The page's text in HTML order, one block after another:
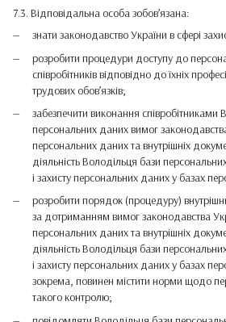
7.3. Відповідальна особа зобов’язана:
знати законодавство України в сфері
розробити процедури доступу до
співробітників відповідно до їхніх
трудових обов’язків;
забезпечити виконання співробітниками
персональних даних вимог
персональних даних та внутрішніх
діяльність Володільця бази
і захисту персональних даних у базах
розробити порядок (процедуру)
за дотриманням вимог законодавства
персональних даних та внутрішніх
діяльність Володільця бази
і захисту персональних даних у базах
зокрема, повинен містити норми щодо
такого контролю;